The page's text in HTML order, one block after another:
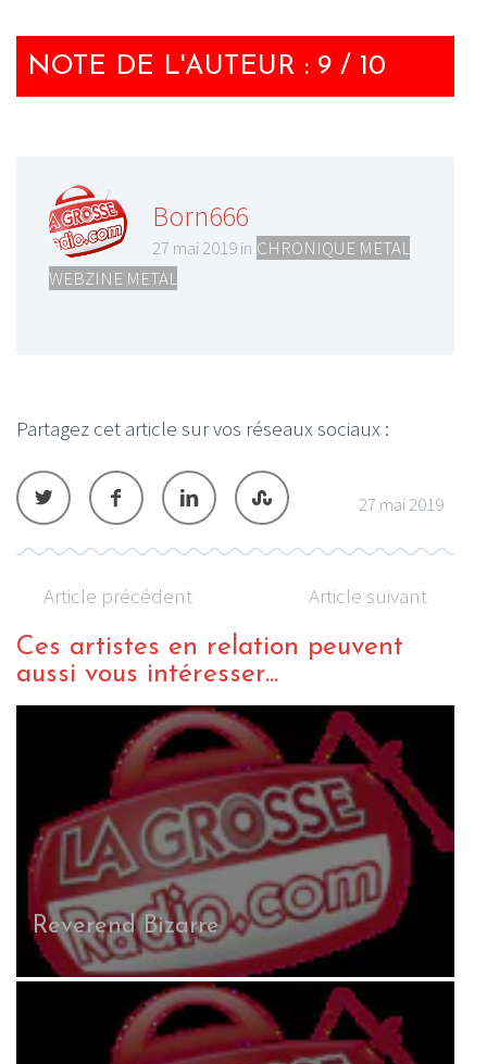
NOTE DE L'AUTEUR : 9 / 10
Born666
27 mai 2019 in CHRONIQUE METAL
WEBZINE METAL
Partagez cet article sur vos réseaux sociaux :
27 mai 2019
Article précédent Article suivant
Ces artistes en relation peuvent
aussi vous intéresser...
Reverend Bizarre